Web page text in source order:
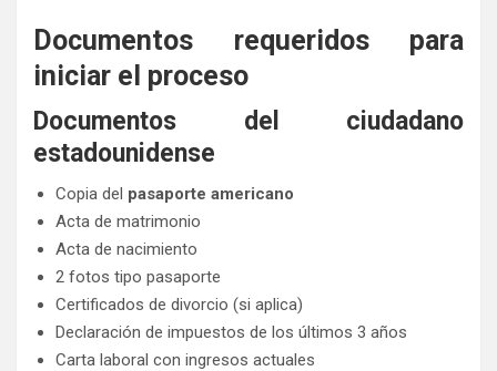
Documentos requeridos para
iniciar el proceso
Documentos del ciudadano
estadounidense
Copia del pasaporte americano
Acta de matrimonio
Acta de nacimiento
2 fotos tipo pasaporte
Certificados de divorcio (si aplica)
Declaración de impuestos de los últimos 3 años
Carta laboral con ingresos actuales